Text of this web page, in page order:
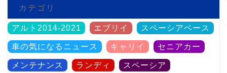
カテゴリ
アルト2014-2021 エブリイ スペーシアベース
車の気になるニュース キャリイ セニアカー
メンテナンス ランディ スペーシア